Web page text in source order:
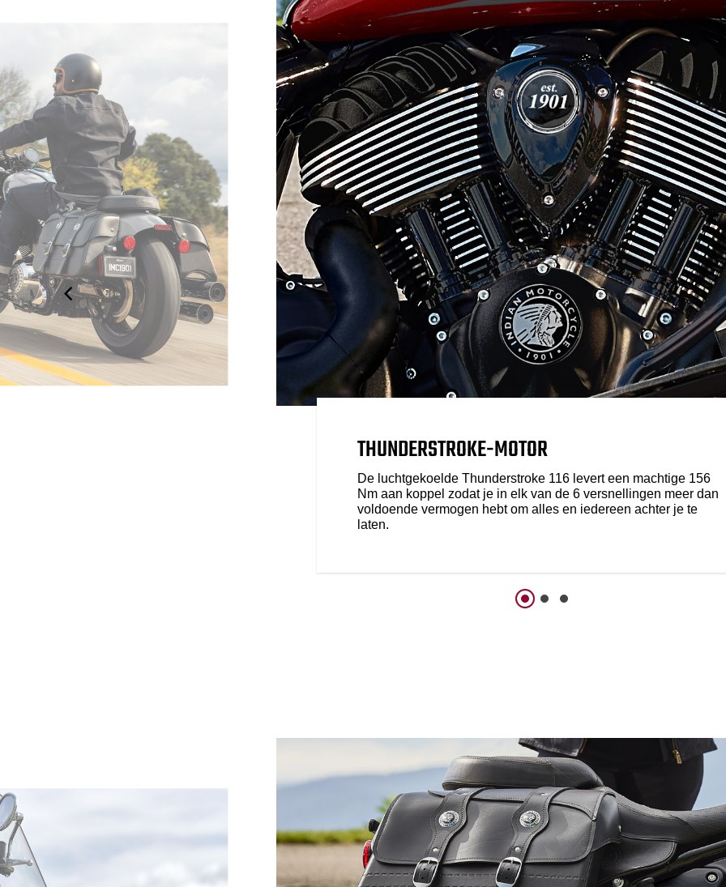
THUNDERSTROKE-MOTOR
De luchtgekoelde Thunderstroke 116 levert een machtige 156
Nm aan koppel zodat je in elk van de 6 versnellingen meer dan
voldoende vermogen hebt om alles en iedereen achter je te
laten.